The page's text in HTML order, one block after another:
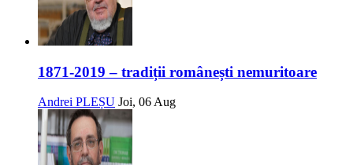
1871-2019 – tradiții românești nemuritoare
Andrei PLEȘU Joi, 06 Aug